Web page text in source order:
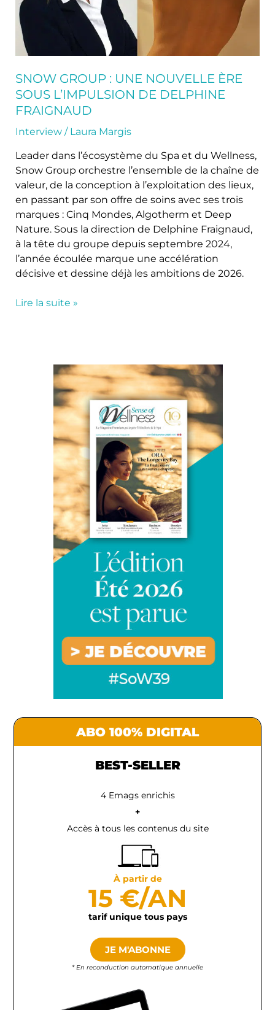
SNOW GROUP : UNE NOUVELLE ÈRE
SOUS L’IMPULSION DE DELPHINE
FRAIGNAUD
Interview/ Laura Margis
Leader dans l’écosystème du Spa et du Wellness,
Snow Group orchestre l’ensemble de la chaîne de
valeur, de la conception à l’exploitation des lieux,
en passant par son offre de soins avec ses trois
marques : Cinq Mondes, Algotherm et Deep
Nature. Sous la direction de Delphine Fraignaud,
à la tête du groupe depuis septembre 2024,
l’année écoulée marque une accélération
décisive et dessine déjà les ambitions de 2026.
Delphine
Fraignaud
Lire la suite »
ABO 100% DIGITAL
BEST-SELLER
4 Emags enrichis
+
Accès à tous les contenus du site
À partir de
15 €/AN
tarif unique tous pays
JE M'ABONNE
* En reconduction automatique annuelle